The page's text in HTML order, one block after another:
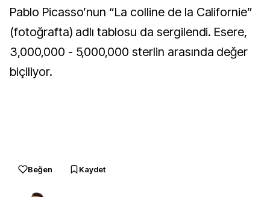
Pablo Picasso’nun “La colline de la Californie”
(fotoğrafta) adlı tablosu da sergilendi. Esere,
3,000,000 - 5,000,000 sterlin arasında değer
biçiliyor.
Beğen Kaydet